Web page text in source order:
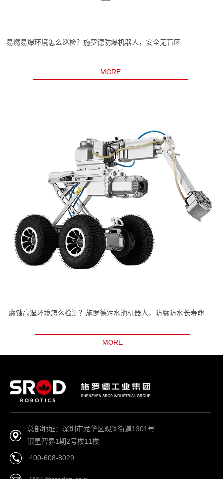
易燃易爆环境怎么巡检？施罗德防爆机器人，安全无盲区
MORE
腐蚀高湿环境怎么检测？施罗德污水池机器人，防腐防水长寿命
MORE
总部地址：深圳市龙华区观澜街道1301号
银星智界1期2号楼11楼
400-608-8029